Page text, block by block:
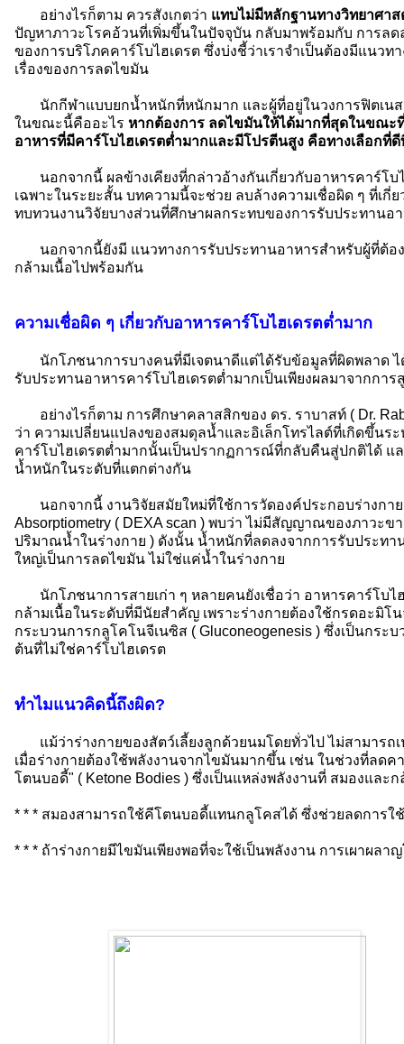
อย่างไรก็ตาม ควรสังเกตว่า แทบไม่มีหลักฐานทางวิทยาศา
ปัญหาภาวะโรคอ้วนที่เพิ่มขึ้นในปัจจุบัน กลับมาพร้อมกับ การล
ของการบริโภคคาร์โบไฮเดรต ซึ่งบ่งชี้ว่าเราจำเป็นต้องมีแนวท
เรื่องของการลดไขมัน
นักกีฬาแบบยกน้ำหนักที่หนักมาก และผู้ที่อยู่ในวงการฟิตเนส
ในขณะนี้คืออะไร หากต้องการ ลดไขมันให้ได้มากที่สุดในขณะ
อาหารที่มีคาร์โบไฮเดรตต่ำมากและมีโปรตีนสูง คือทางเลือกที่
นอกจากนี้ ผลข้างเคียงที่กล่าวอ้างกันเกี่ยวกับอาหารคาร์โบ
เฉพาะในระยะสั้น บทความนี้จะช่วย ลบล้างความเชื่อผิด ๆ ที่เกี่
ทบทวนงานวิจัยบางส่วนที่ศึกษาผลกระทบของการรับประทานอ
นอกจากนี้ยังมี แนวทางการรับประทานอาหารสำหรับผู้ที่ต้อ
กล้ามเนื้อไปพร้อมกัน
ความเชื่อผิด ๆ เกี่ยวกับอาหารคาร์โบไฮเดรตต่ำมาก
นักโภชนาการบางคนที่มีเจตนาดีแต่ได้รับข้อมูลที่ผิดพลาด ไ
รับประทานอาหารคาร์โบไฮเดรตต่ำมากเป็นเพียงผลมาจากกา
อย่างไรก็ตาม การศึกษาคลาสสิกของ ดร. ราบาสท์ ( Dr.
ว่า ความเปลี่ยนแปลงของสมดุลน้ำและอิเล็กโทรไลต์ที่เกิดขึ้นร
คาร์โบไฮเดรตต่ำมากนั้นเป็นปรากฏการณ์ที่กลับคืนสู่ปกติได้ แ
น้ำหนักในระดับที่แตกต่างกัน
นอกจากนี้ งานวิจัยสมัยใหม่ที่ใช้การวัดองค์ประกอบร่างกาย
Absorptiometry ( DEXA scan ) พบว่า ไม่มีสัญญาณของภาวะข
ปริมาณน้ำในร่างกาย ) ดังนั้น น้ำหนักที่ลดลงจากการรับประทา
ใหญ่เป็นการลดไขมัน ไม่ใช่แค่น้ำในร่างกาย
นักโภชนาการสายเก่า ๆ หลายคนยังเชื่อว่า อาหารคาร์โบไ
กล้ามเนื้อในระดับที่มีนัยสำคัญ เพราะร่างกายต้องใช้กรดอะมิโ
กระบวนการกลูโคโนจีเนซิส ( Gluconeogenesis ) ซึ่งเป็นกระ
ต้นที่ไม่ใช่คาร์โบไฮเดรต
ทำไมแนวคิดนี้ถึงผิด?
แม้ว่าร่างกายของสัตว์เลี้ยงลูกด้วยนมโดยทั่วไป ไม่สามารถ
เมื่อร่างกายต้องใช้พลังงานจากไขมันมากขึ้น เช่น ในช่วงที่ลดค
โตนบอดี้" ( Ketone Bodies ) ซึ่งเป็นแหล่งพลังงานที่ สมองแล
* * * สมองสามารถใช้คีโตนบอดี้แทนกลูโคสได้ ซึ่งช่วยลดการ
* * * ถ้าร่างกายมีไขมันเพียงพอที่จะใช้เป็นพลังงาน การเผาผล